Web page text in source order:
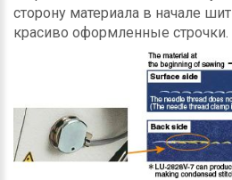
сторону материала в начале
красиво оформленные строчки.